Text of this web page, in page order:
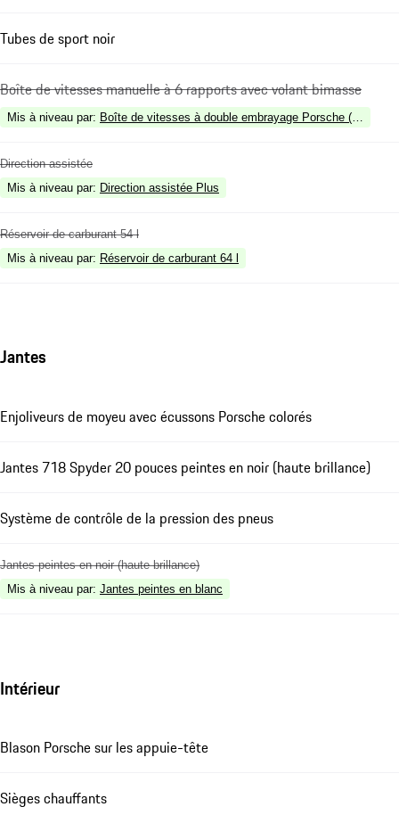
Tubes de sport noir
Boîte de vitesses manuelle à 6 rapports avec volant bimasse
Mis à niveau par: Boîte de vitesses à double embrayage Porsche (PDK)
Direction assistée
Mis à niveau par: Direction assistée Plus
Réservoir de carburant 54 l
Mis à niveau par: Réservoir de carburant 64 l
Jantes
Enjoliveurs de moyeu avec écussons Porsche colorés
Jantes 718 Spyder 20 pouces peintes en noir (haute brillance)
Système de contrôle de la pression des pneus
Jantes peintes en noir (haute brillance)
Mis à niveau par: Jantes peintes en blanc
Intérieur
Blason Porsche sur les appuie-tête
Sièges chauffants